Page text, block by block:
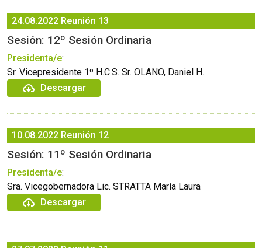
24.08.2022 Reunión 13
Sesión: 12º Sesión Ordinaria
Presidenta/e:
Sr. Vicepresidente 1º H.C.S. Sr. OLANO, Daniel H.
Descargar
10.08.2022 Reunión 12
Sesión: 11º Sesión Ordinaria
Presidenta/e:
Sra. Vicegobernadora Lic. STRATTA María Laura
Descargar